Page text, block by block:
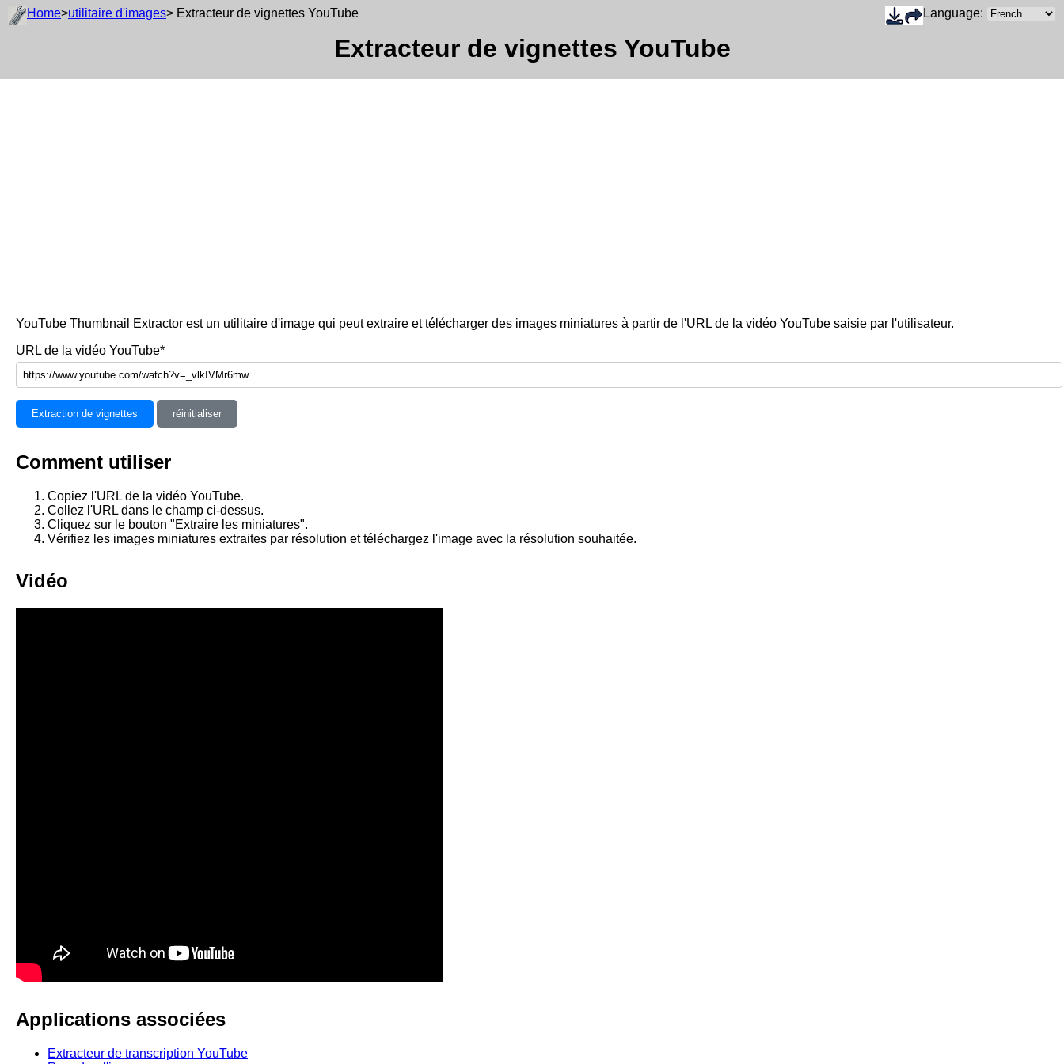
Home>utilitaire d'images> Extracteur de vignettes YouTube
Extracteur de vignettes YouTube
Language:
YouTube Thumbnail Extractor est un utilitaire d'image qui peut extraire et télécharger des images miniatures à partir de l'URL de la vidéo YouTube saisie par l'utilisateur.
URL de la vidéo YouTube*
Extraction de vignettes réinitialiser
Comment utiliser
Copiez l'URL de la vidéo YouTube.
Collez l'URL dans le champ ci-dessus.
Cliquez sur le bouton "Extraire les miniatures".
Vérifiez les images miniatures extraites par résolution et téléchargez l'image avec la résolution souhaitée.
Vidéo
Applications associées
Extracteur de transcription YouTube